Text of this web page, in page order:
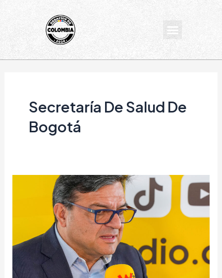
Menu
Secretaría De Salud De
Bogotá
mental
enfoque